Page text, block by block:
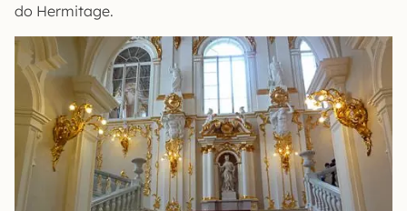
do Hermitage.